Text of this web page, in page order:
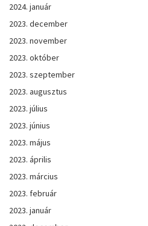
2024. január
2023. december
2023. november
2023. október
2023. szeptember
2023. augusztus
2023. július
2023. június
2023. május
2023. április
2023. március
2023. február
2023. január